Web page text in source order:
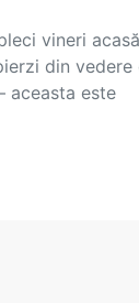
vineri
din vedere
aceasta este